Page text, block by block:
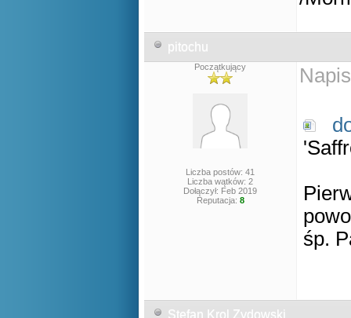
pitochu
Początkujący
Liczba postów: 41
Liczba wątków: 2
Dołączył: Feb 2019
Reputacja: 8
śp.
Stefan Krol Zydowski